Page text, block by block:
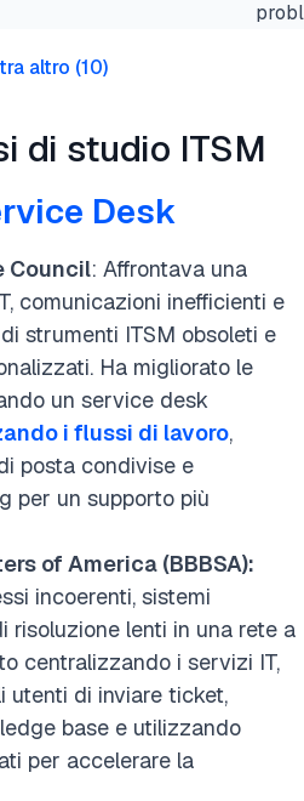
altro (10)
di studio ITSM
Desk
Council: Affrontava una
comunicazioni inefficienti e
strumenti ITSM obsoleti e
Ha migliorato le
un service desk
i flussi di lavoro,
posta condivise e
per un supporto più
of America (BBBSA):
incoerenti, sistemi
risoluzione lenti in una rete a
centralizzando i servizi IT,
utenti di inviare ticket,
base e utilizzando
per accelerare la